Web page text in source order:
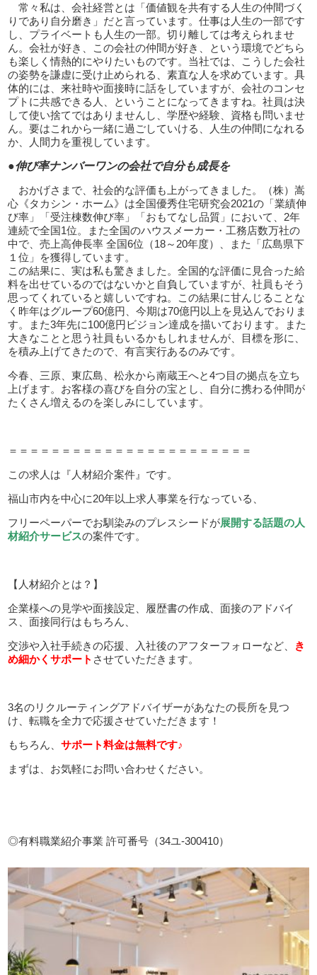
常々私は、会社経営とは「価値観を共有する人生の仲間づく
りであり自分磨き」だと言っています。仕事は人生の一部です
し、プライベートも人生の一部。切り離しては考えられませ
ん。会社が好き、この会社の仲間が好き、という環境でどちら
も楽しく情熱的にやりたいものです。当社では、こうした会社
の姿勢を謙虚に受け止められる、素直な人を求めています。具
体的には、来社時や面接時に話をしていますが、会社のコンセ
プトに共感できる人、ということになってきますね。社員は決
して使い捨てではありませんし、学歴や経験、資格も問いませ
ん。要はこれから一緒に過ごしていける、人生の仲間になれる
か、人間力を重視しています。
●伸び率ナンバーワンの会社で自分も成長を
おかげさまで、社会的な評価も上がってきました。（株）嵩
心《タカシン・ホーム》は全国優秀住宅研究会2021の「業績伸
び率」「受注棟数伸び率」「おもてなし品質」において、2年
連続で全国1位。また全国のハウスメーカー・工務店数万社の
中で、売上高伸長率 全国6位（18～20年度）、また「広島県下
１位」を獲得しています。
この結果に、実は私も驚きました。全国的な評価に見合った給
料を出せているのではないかと自負していますが、社員もそう
思ってくれていると嬉しいですね。この結果に甘んじることな
く昨年はグループ60億円、今期は70億円以上を見込んでおりま
す。また3年先に100億円ビジョン達成を描いております。また
大きなことと思う社員もいるかもしれませんが、目標を形に、
を積み上げてきたので、有言実行あるのみです。
今春、三原、東広島、松永から南蔵王へと4つ目の拠点を立ち
上げます。お客様の喜びを自分の宝とし、自分に携わる仲間が
たくさん増えるのを楽しみにしています。
＝＝＝＝＝＝＝＝＝＝＝＝＝＝＝＝＝＝＝＝＝＝＝
この求人は『人材紹介案件』です。
福山市内を中心に20年以上求人事業を行なっている、
フリーペーパーでお馴染みのプレスシードが展開する話題の人
材紹介サービスの案件です。
【人材紹介とは？】
企業様への見学や面接設定、履歴書の作成、面接のアドバイ
ス、面接同行はもちろん、
交渉や入社手続きの応援、入社後のアフターフォローなど、
き
め細かくサポート させていただきます。
3名のリクルーティングアドバイザーがあなたの長所を見つ
け、転職を全力で応援させていただきます！
もちろん、サポート料金は無料です♪
まずは、お気軽にお問い合わせください。
◎有料職業紹介事業 許可番号（34ユ-300410）